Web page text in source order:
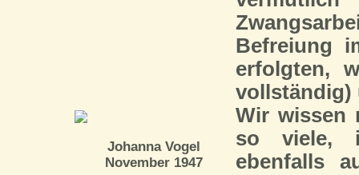
Johanna Vogel
November 1947
Befreiung
erfolgten,
vollständig)
Wir wissen
so viele,
ebenfalls